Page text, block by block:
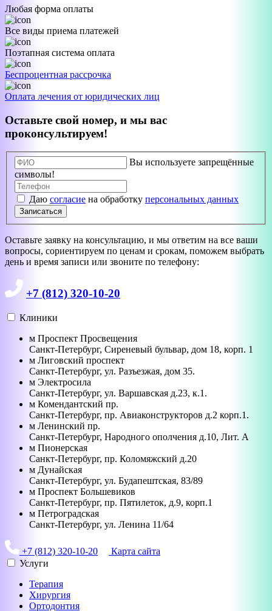
Любая форма оплаты
Все виды приема платежей
Поэтапная система оплата
Беспроцентная рассрочка
Оплата лечения от юридических лиц
Оставьте свой номер, и мы вас
проконсультируем!
Вы используете запрещённые
символы!
Даю согласие на обработку персональных данных
Записаться
Оставьте заявку на консультацию, и мы ответим на все ваши
вопросы, сориентируем по ценам и срокам, поможем выбрать
день и время записи или звоните по телефону:
+7 (812) 320-10-20
Клиники
м Проспект Просвещения
Санкт-Петербург, Сиреневый бульвар, дом 18, корп. 1
м Лиговский проспект
Санкт-Петербург, ул. Разъезжая, дом 35.
м Электросила
Санкт-Петербург, ул. Варшавская д.23, к.1.
м Комендантский пр.
Санкт-Петербург, пр. Авиаконструкторов д.2 корп.1.
м Ленинский пр.
Санкт-Петербург, Народного ополчения д.10, Лит. А
м Пионерская
Санкт-Петербург, пр. Коломяжский д.20
м Дунайская
Санкт-Петербург, ул. Будапештская, 83/89
м Проспект Большевиков
Санкт-Петербург, пр. Пятилеток, д.9, корп.1
м Петроградская
Санкт-Петербург, ул. Ленина 11/64
+7 (812) 320-10-20
Карта сайта
Услуги
Терапия
Хирургия
Ортодонтия